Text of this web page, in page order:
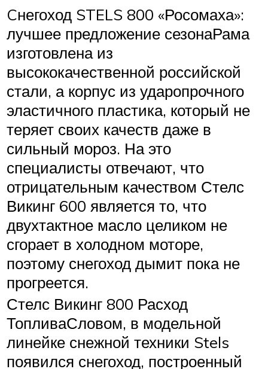
Cнегоход STELS 800 «Росомаха»:
лучшее предложение сезонаРама
изготовлена из
высококачественной российской
стали, а корпус из ударопрочного
эластичного пластика, который не
теряет своих качеств даже в
сильный мороз. На это
специалисты отвечают, что
отрицательным качеством Стелс
Викинг 600 является то, что
двухтактное масло целиком не
сгорает в холодном моторе,
поэтому снегоход дымит пока не
прогреется.
Стелс Викинг 800 Расход
ТопливаСловом, в модельной
линейке снежной техники Stels
появился снегоход, построенный